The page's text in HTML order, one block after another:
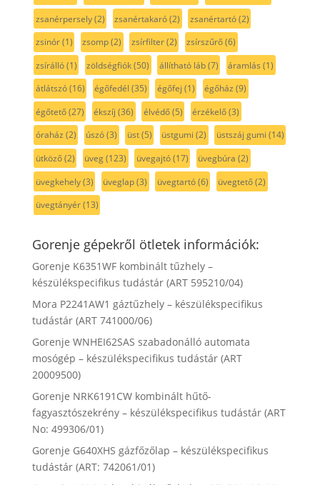
zsanérpersely(2) zsanértakaró(2) zsanértartó(2)
zsinór(1) zsomp(2) zsírfilter(2) zsírszűrő(6)
zsírálló(1) zöldségfiók(50) állítható láb(7) áramlás (1)
átlátszó(16) égőfedél (35) égőfej (1) égőház (9)
égőtető(27) ékszíj (36) élvédő(5) érzékelő(3)
óraház (2) úszó(3) üst(5) üstgumi (2) üstszáj gumi (14)
ütköző(2) üveg(123) üvegajtó(17) üvegbúra (2)
üvegkehely(3) üveglap(3) üvegtartó(6) üvegtető(2)
üvegtányér(13)
Gorenje gépekről ötletek információk:
Gorenje K6351WF kombinált tűzhely –
készülékspecifikus tudástár (ART 595210/04)
Mora P2241AW1 gáztűzhely – készülékspecifikus
tudástár (ART 741000/06)
Gorenje WNHEI62SAS szabadonálló automata
mosógép – készülékspecifikus tudástár (ART
20009500)
Gorenje NRK6191CW kombinált hűtő-
fagyasztószekrény – készülékspecifikus tudástár (ART
No: 499306/01)
Gorenje G640XHS gázfőzőlap – készülékspecifikus
tudástár (ART: 742061/01)